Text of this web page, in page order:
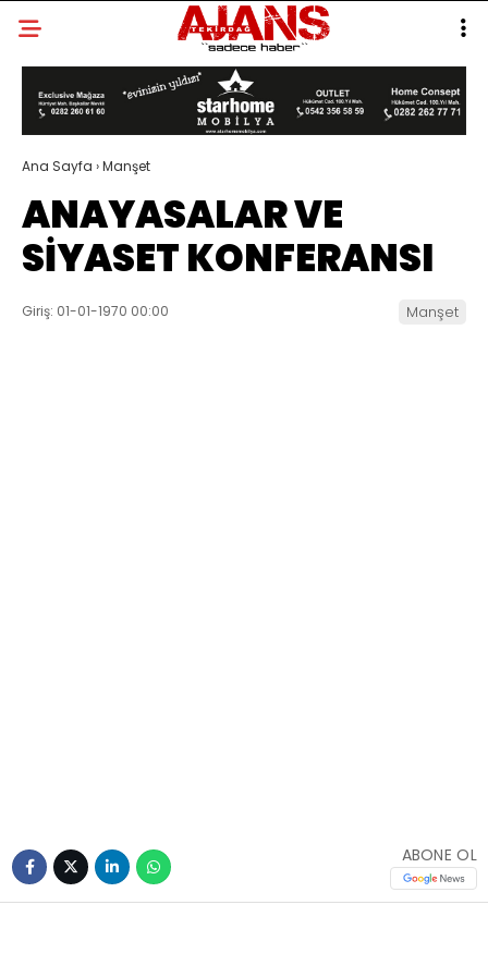
Ana Sayfa ›Manşet
ANAYASALAR VE
SİYASET KONFERANSI
Giriş: 01-01-1970 00:00 Manşet
ABONE OL